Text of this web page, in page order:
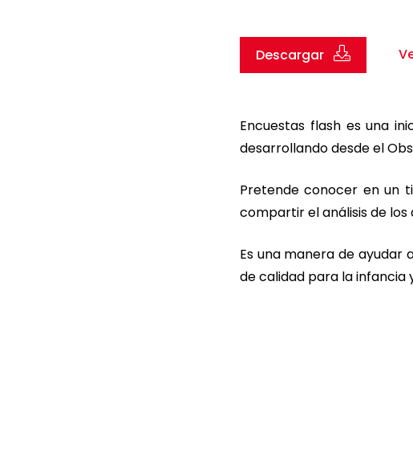
Descargar
Encuestas flash es una
desarrollando desde el
Pretende conocer en un
compartir el análisis de
Es una manera de ayudar
de calidad para la infancia